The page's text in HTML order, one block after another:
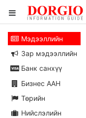
Мэдээллийн
Зар мэдээллийн
Банк санхүү
Бизнес ААН
Төрийн
Нийслэлийн